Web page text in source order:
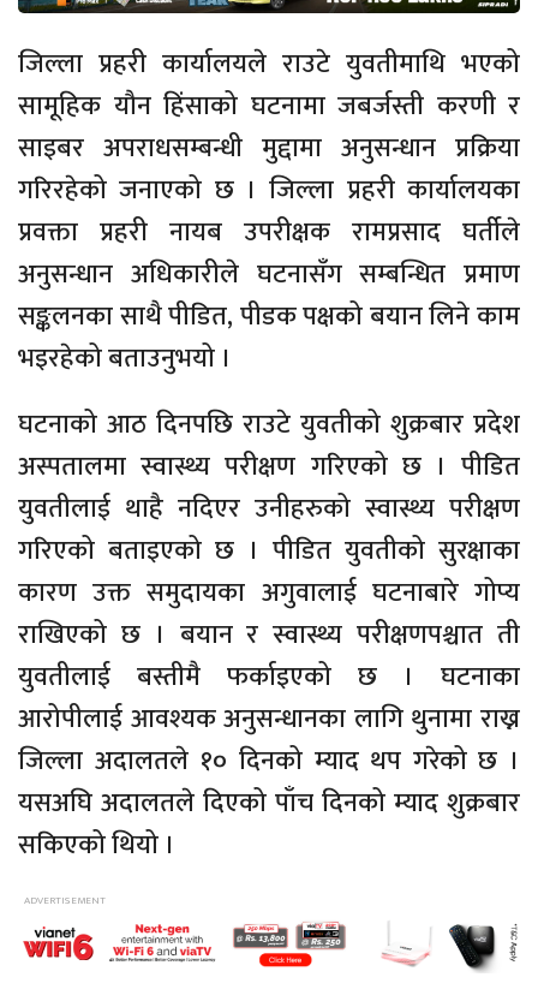
जिल्ला प्रहरी कार्यालयले राउटे युवतीमाथि भएको
सामूहिक यौन हिंसाको घटनामा जबर्जस्ती करणी र
साइबर अपराधसम्बन्धी मुद्दामा अनुसन्धान प्रक्रिया
गरिरहेको जनाएको छ । जिल्ला प्रहरी कार्यालयका
प्रवक्ता प्रहरी नायब उपरीक्षक रामप्रसाद घर्तीले
अनुसन्धान अधिकारीले घटनासँग सम्बन्धित प्रमाण
सङ्कलनका साथै पीडित, पीडक पक्षको बयान लिने काम
भइरहेको बताउनुभयो ।
घटनाको आठ दिनपछि राउटे युवतीको शुक्रबार प्रदेश
अस्पतालमा स्वास्थ्य परीक्षण गरिएको छ । पीडित
युवतीलाई थाहै नदिएर उनीहरुको स्वास्थ्य परीक्षण
गरिएको बताइएको छ । पीडित युवतीको सुरक्षाका
कारण उक्त समुदायका अगुवालाई घटनाबारे गोप्य
राखिएको छ । बयान र स्वास्थ्य परीक्षणपश्चात ती
युवतीलाई बस्तीमै फर्काइएको छ । घटनाका
आरोपीलाई आवश्यक अनुसन्धानका लागि थुनामा राख्न
जिल्ला अदालतले १० दिनको म्याद थप गरेको छ ।
यसअघि अदालतले दिएको पाँच दिनको म्याद शुक्रबार
सकिएको थियो ।